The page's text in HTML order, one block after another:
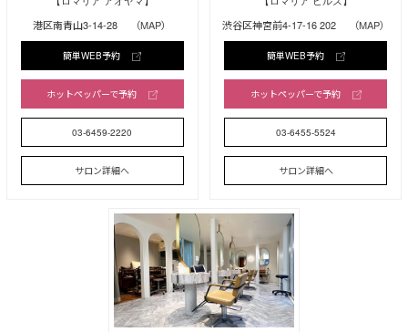
港区南青山3-14-28 （MAP）
簡単WEB予約
ホットペッパーで予約
03-6459-2220
サロン詳細へ
渋谷区神宮前4-17-16 202 （MAP）
簡単WEB予約
ホットペッパーで予約
03-6455-5524
サロン詳細へ